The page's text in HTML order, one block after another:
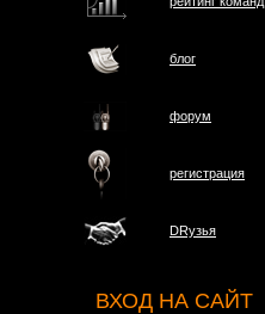
блог
форум
регистрация
DRузья
ВХОД НА САЙТ